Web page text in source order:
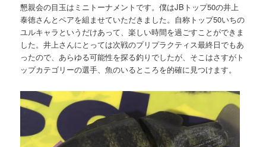
懇親会の目玉はミニトーナメントです。僕はJBトップ50の井上
泰徳さんとペアを組ませていただきました。自称トップ50いちの
ユルキャラというだけあって、楽しい時間を過ごすことができま
した。井上さんにとっては次戦のプリプラクティス最終日でもあ
ったので、あらゆる可能性を探る釣りでしたが、そこはさすがト
ップカテゴリーの選手、魚のいるところを的確に見つけます。